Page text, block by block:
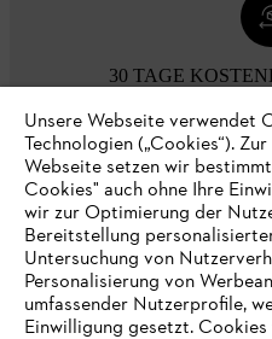
30 TAGE
Unsere Webseite verwendet
Technologien („Cookies“).
Webseite setzen wir
Cookies" auch ohne Ihre
wir zur Optimierung der
Bereitstellung
Untersuchung von
Personalisierung von
umfassender Nutzerprofile,
Einwilligung gesetzt.